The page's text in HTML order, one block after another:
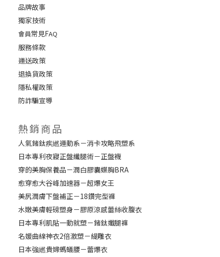
品牌故事
獨家技術
會員常見FAQ
服務條款
運送政策
退換貨政策
隱私權政策
防詐騙宣導
熱銷商品
人氣鍺鈦疾繎運動系－消卡攻略飛塑系
日本專利夜寢正盤纖腿術－正盤襪
穿的美胸保養品－潤白膠囊蝶胸BRA
愈穿愈大谷峰加速器－超爆女王
美尻潤膚下盤補正－18鑽完型褲
水嫩美膚輕磅塑身－膠原涼感蕾絲收腹衣
日本專利肌貼一動就塑－鍺鈦孅腿褲
名媛曲線神衣2倍激塑－緹雕衣
日本強繎貴婦螞蟻腰－蕾爆衣